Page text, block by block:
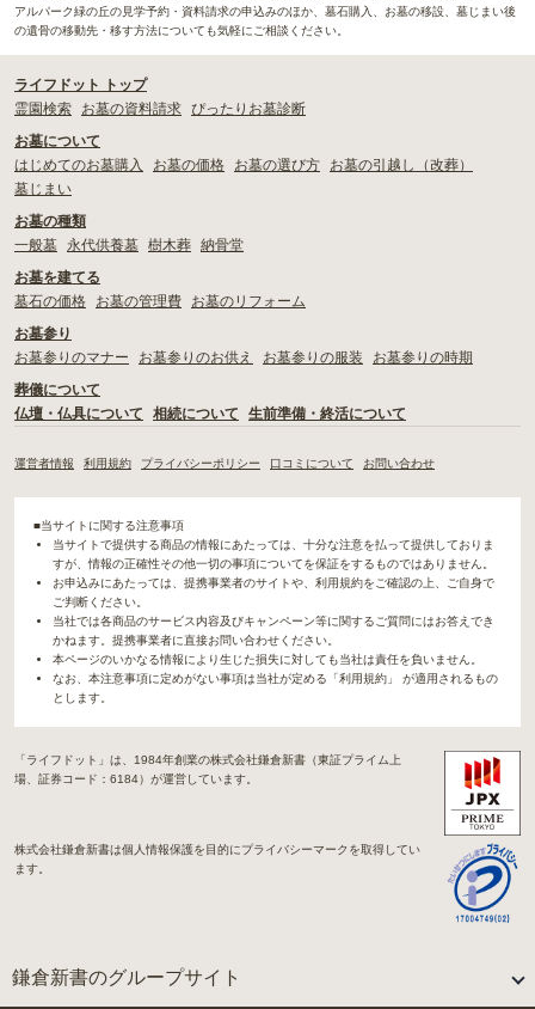
アルパーク緑の丘の見学予約・資料請求の申込みのほか、墓石購入、お墓の移設、墓じまい後
の遺骨の移動先・移す方法についても気軽にご相談ください。
ライフドット トップ
霊園検索
お墓の資料請求 ぴったりお墓診断
お墓について
はじめてのお墓購入
お墓の価格 お墓の選び方
お墓の引越し（改葬）
墓じまい
お墓の種類
一般墓
永代供養墓 樹木葬 納骨堂
お墓を建てる
墓石の価格
お墓の管理費
お墓のリフォーム
お墓参り
お墓参りのマナー
お墓参りのお供え お墓参りの服装
お墓参りの時期
葬儀について
仏壇・仏具について
相続について 生前準備・終活について
運営者情報 利用規約 プライバシーポリシー 口コミについて お問い合わせ
■当サイトに関する注意事項
当サイトで提供する商品の情報にあたっては、十分な注意を払って提供しておりま
すが、情報の正確性その他一切の事項についてを保証をするものではありません。
お申込みにあたっては、提携事業者のサイトや、利用規約をご確認の上、ご自身で
ご判断ください。
当社では各商品のサービス内容及びキャンペーン等に関するご質問にはお答えでき
かねます。提携事業者に直接お問い合わせください。
本ページのいかなる情報により生じた損失に対しても当社は責任を負いません。
なお、本注意事項に定めがない事項は当社が定める「利用規約」 が適用されるもの
とします。
「ライフドット」は、1984年創業の株式会社鎌倉新書（東証プライム上
場、証券コード：6184）が運営しています。
株式会社鎌倉新書は個人情報保護を目的にプライバシーマークを取得してい
ます。
鎌倉新書のグループサイト